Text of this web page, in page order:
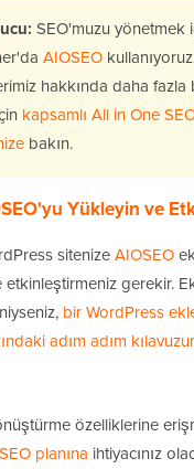
SEO'muzu yönetmek
AIOSEO
hakkında daha fazla
kapsamlı All in One
bakın.
Yükleyin ve
sitenizeAIOSEO
etkinleştirmeniz gerekir.
bir WordPress
adım adım
özelliklerine
planına ihtiyacınız